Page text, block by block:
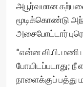
அபூர்வமான
மூடிக்கொண்டு
அசைபோட்டார்
“என்ன வி.பி.
போயிடப்படாது; நீ
நாளைக்குப் பத்து